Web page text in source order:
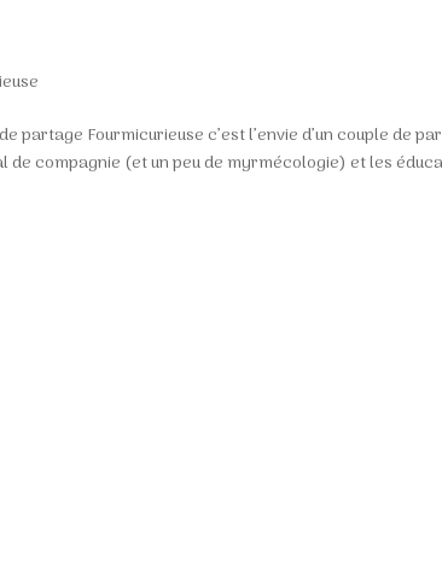
partage Fourmicurieuse c’est l’envie d’un couple de
de compagnie (et un peu de myrmécologie) et les